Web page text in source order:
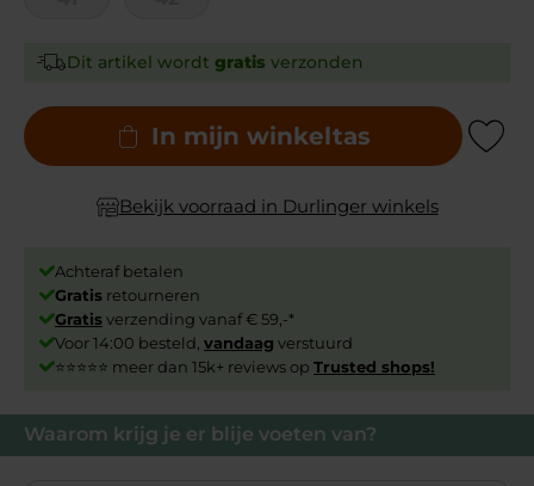
Waarom krijg je er blije voeten van?
Dit artikel wordt gratis verzonden
In mijn winkeltas Add to
Bekijk voorraad in Durlinger winkels
Achteraf betalen
Gratis retourneren
Gratisverzending vanaf € 59,-*
Voor 14:00 besteld, vandaag verstuurd
⭐⭐⭐⭐⭐ meer dan 15k+ reviews op Trusted shops!